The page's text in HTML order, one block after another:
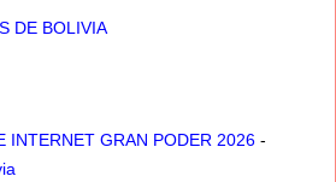
DE BOLIVIA
INTERNET GRAN PODER 2026 -